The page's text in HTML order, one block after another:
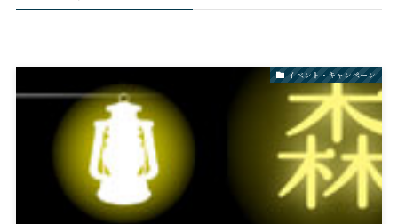
イベント・キャンペーン